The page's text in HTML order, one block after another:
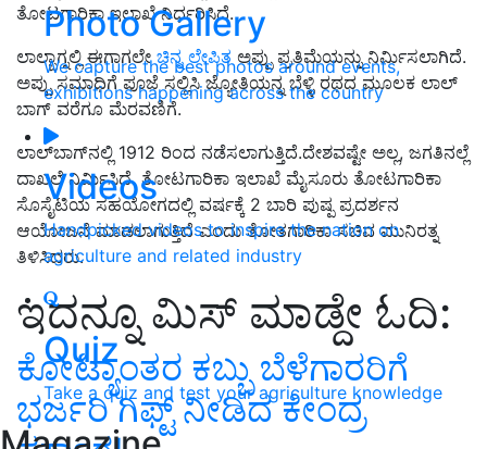
Photo Gallery
We capture the best photos around events,
exhibitions happening across the country
Videos
Handpicked videos to inspire the nation on
agriculture and related industry
Quiz
Take a quiz and test your agriculture knowledge
ತೋಟಗಾರಿಕಾ ಇಲಾಖೆ ನಿರ್ಧರಿಸಿದೆ.
ಲಾಲ್ಬಾಗ್ನಲ್ಲಿ ಈಗಾಗಲೇ ಚಿನ್ನ ಲೇಪಿತ ಅಪ್ಪು ಪ್ರತಿಮೆಯನ್ನು ನಿರ್ಮಿಸಲಾಗಿದೆ.
ಅಪ್ಪು ಸಮಾಧಿಗೆ ಪೂಜೆ ಸಲ್ಲಿಸಿ ಜ್ಯೋತಿಯನ್ನ ಬೆಳ್ಳಿ ರಥದ ಮೂಲಕ ಲಾಲ್
ಬಾಗ್ ವರೆಗೂ ಮೆರವಣಿಗೆ.
ಲಾಲ್‍ಬಾಗ್‍ನಲ್ಲಿ 1912 ರಿಂದ ನಡೆಸಲಾಗುತ್ತಿದೆ.ದೇಶವಷ್ಟೇ ಅಲ್ಲ, ಜಗತಿನಲ್ಲೆ
ದಾಖಲೆ ನಿರ್ಮಿಸಿದೆ. ತೋಟಗಾರಿಕಾ ಇಲಾಖೆ ಮೈಸೂರು ತೋಟಗಾರಿಕಾ
ಸೊಸೈಟಿಯ ಸಹಯೋಗದಲ್ಲಿ ವರ್ಷಕ್ಕೆ 2 ಬಾರಿ ಪುಷ್ಪ ಪ್ರದರ್ಶನ
ಆಯೋಜನೆ ಮಾಡಲಾಗುತ್ತಿದೆ ಎಂದು ತೋತಗಾರಿಕಾ ಸಚಿವ ಮುನಿರತ್ನ
ತಿಳಿಸಿದರು.
ಇದನ್ನೂ ಮಿಸ್‌ ಮಾಡ್ದೇ ಓದಿ:
ಕೋಟ್ಯಾಂತರ ಕಬ್ಬು ಬೆಳೆಗಾರರಿಗೆ
ಭರ್ಜರಿ ಗಿಫ್ಟ್‌ ನೀಡಿದ ಕೇಂದ್ರ